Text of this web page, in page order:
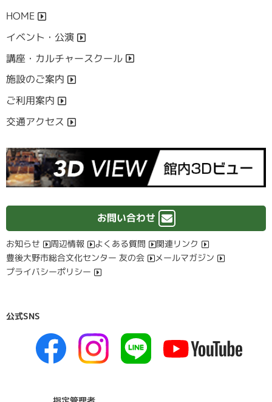
HOME
イベント・公演
講座・カルチャースクール
施設のご案内
ご利用案内
交通アクセス
お問い合わせ
お知らせ 周辺情報 よくある質問
関連リンク
豊後大野市総合文化センター 友の会
メールマガジン
プライバシーポリシー
公式SNS